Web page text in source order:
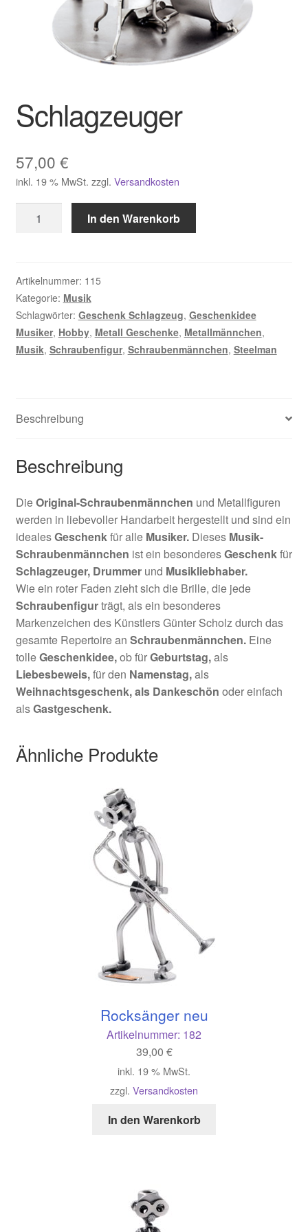
Schlagzeuger
57,00 €
inkl. 19 % MwSt. zzgl. Versandkosten
Menge
In den Warenkorb
Artikelnummer: 115
Kategorie: Musik
Schlagwörter: Geschenk Schlagzeug, Geschenkidee
Musiker, Hobby, Metall Geschenke, Metallmännchen,
Musik, Schraubenfigur, Schraubenmännchen, Steelman
Beschreibung
Beschreibung
DieOriginal-Schraubenmännchen und Metallfiguren
werden in liebevoller Handarbeit hergestellt und sind ein
idealesGeschenkfür alle Musiker.Dieses Musik-
Schraubenmännchen ist ein besonderesGeschenkfür
Schlagzeuger, Drummer und Musikliebhaber.
Wie ein roter Faden zieht sich die Brille, die jede
Schraubenfigurträgt, als ein besonderes
Markenzeichen des Künstlers Günter Scholz durch das
gesamte Repertoire an Schraubenmännchen.Eine
tolleGeschenkidee,ob fürGeburtstag,als
Liebesbeweis,für den Namenstag,als
Weihnachtsgeschenk,als Dankeschön oder einfach
alsGastgeschenk.
Ähnliche Produkte
Rocksänger neu
Artikelnummer: 182
39,00 €
inkl. 19 % MwSt.
zzgl. Versandkosten
In den Warenkorb